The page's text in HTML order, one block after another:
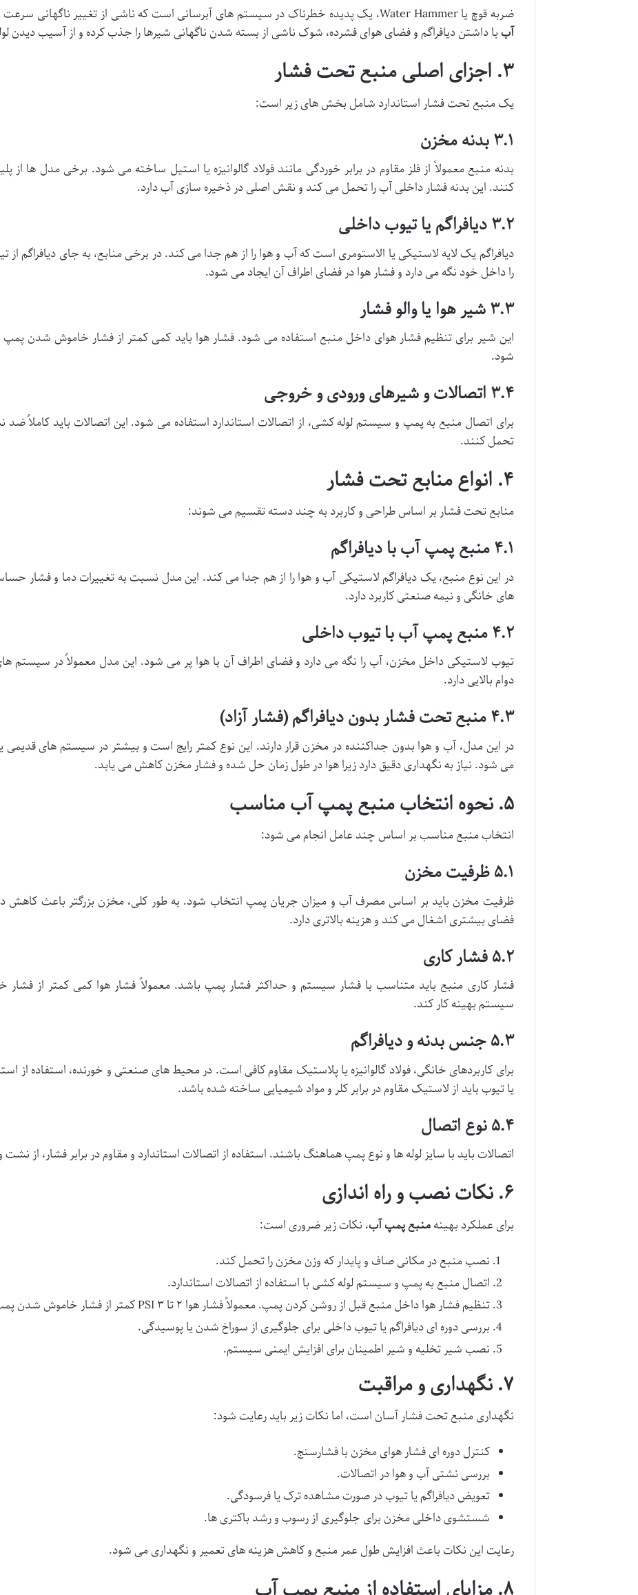
ضربه قوچ یا Water Hammer، یک پدیده خطرناک در سیستم های آبرسانی است که ناشی از تغییر ناگهانی سرعت جریان آب ایجاد می شود.
آببا داشتن دیافراگم و فضای هوای فشرده، شوک ناشی از بسته شدن ناگهانی شیرها را جذب کرده و از آسیب دیدن
۳. اجزای اصلی منبع تحت فشار
یک منبع تحت فشار استاندارد شامل بخش های زیر است:
۳.۱ بدنه مخزن
بدنه منبع معمولاً از فلز مقاوم در برابر خوردگی مانند فولاد گالوانیزه یا استیل ساخته می شود. برخی مدل ها از
کنند. این بدنه فشار داخلی آب را تحمل می کند و نقش اصلی در ذخیره سازی آب دارد.
۳.۲ دیافراگم یا تیوب داخلی
دیافراگم یک لایه لاستیکی یا الاستومری است که آب و هوا را از هم جدا می کند. در برخی منابع، به جای دیافراگم
را داخل خود نگه می دارد و فشار هوا در فضای اطراف آن ایجاد می شود.
۳.۳ شیر هوا یا والو فشار
این شیر برای تنظیم فشار هوای داخل منبع استفاده می شود. فشار هوا باید کمی کمتر از فشار خاموش شدن
شود.
۳.۴ اتصالات و شیرهای ورودی و خروجی
برای اتصال منبع به پمپ و سیستم لوله کشی، از اتصالات استاندارد استفاده می شود. این اتصالات باید کاملاً
تحمل کنند.
۴. انواع منابع تحت فشار
منابع تحت فشار بر اساس طراحی و کاربرد به چند دسته تقسیم می شوند:
۴.۱ منبع پمپ آب با دیافراگم
در این نوع منبع، یک دیافراگم لاستیکی آب و هوا را از هم جدا می کند. این مدل نسبت به تغییرات دما و فشار
های خانگی و نیمه صنعتی کاربرد دارد.
۴.۲ منبع پمپ آب با تیوب داخلی
تیوب لاستیکی داخل مخزن، آب را نگه می دارد و فضای اطراف آن با هوا پر می شود. این مدل معمولاً در سیستم
دوام بالایی دارد.
۴.۳ منبع تحت فشار بدون دیافراگم (فشار آزاد)
در این مدل، آب و هوا بدون جداکننده در مخزن قرار دارند. این نوع کمتر رایج است و بیشتر در سیستم های
می شود. نیاز به نگهداری دقیق دارد زیرا هوا در طول زمان حل شده و فشار مخزن کاهش می یابد.
۵. نحوه انتخاب منبع پمپ آب مناسب
انتخاب منبع مناسب بر اساس چند عامل انجام می شود:
۵.۱ ظرفیت مخزن
ظرفیت مخزن باید بر اساس مصرف آب و میزان جریان پمپ انتخاب شود. به طور کلی، مخزن بزرگتر باعث
فضای بیشتری اشغال می کند و هزینه بالاتری دارد.
۵.۲ فشار کاری
فشار کاری منبع باید متناسب با فشار سیستم و حداکثر فشار پمپ باشد. معمولاً فشار هوا کمی کمتر از
سیستم بهینه کار کند.
۵.۳ جنس بدنه و دیافراگم
برای کاربردهای خانگی، فولاد گالوانیزه یا پلاستیک مقاوم کافی است. در محیط های صنعتی و خورنده، استفاده از
یا تیوب باید از لاستیک مقاوم در برابر کلر و مواد شیمیایی ساخته شده باشد.
۵.۴ نوع اتصال
اتصالات باید با سایز لوله ها و نوع پمپ هماهنگ باشند. استفاده از اتصالات استاندارد و مقاوم در برابر فشار، از
۶. نکات نصب و راه اندازی
برای عملکرد بهینهمنبع پمپ آب، نکات زیر ضروری است:
نصب منبع در مکانی صاف و پایدار که وزن مخزن را تحمل کند.
اتصال منبع به پمپ و سیستم لوله کشی با استفاده از اتصالات استاندارد.
تنظیم فشار هوا داخل منبع قبل از روشن کردن پمپ. معمولاً فشار هوا ۲ تا ۳ PSI کمتر از فشار خاموش شدن پمپ تنظیم می شود.
بررسی دوره ای دیافراگم یا تیوب داخلی برای جلوگیری از سوراخ شدن یا پوسیدگی.
نصب شیر تخلیه و شیر اطمینان برای افزایش ایمنی سیستم.
۷. نگهداری و مراقبت
نگهداری منبع تحت فشار آسان است، اما نکات زیر باید رعایت شود:
کنترل دوره ای فشار هوای مخزن با فشارسنج.
بررسی نشتی آب و هوا در اتصالات.
تعویض دیافراگم یا تیوب در صورت مشاهده ترک یا فرسودگی.
شستشوی داخلی مخزن برای جلوگیری از رسوب و رشد باکتری ها.
رعایت این نکات باعث افزایش طول عمر منبع و کاهش هزینه های تعمیر و نگهداری می شود.